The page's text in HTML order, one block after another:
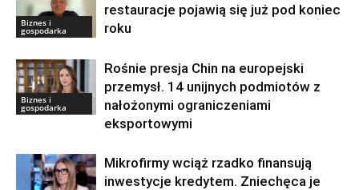
Biznes i
gospodarka
restauracje pojawią się już pod koniec
roku
Biznes i
gospodarka
Rośnie presja Chin na europejski
przemysł. 14 unijnych podmiotów z
nałożonymi ograniczeniami
eksportowymi
Mikrofirmy wciąż rzadko finansują
inwestycje kredytem. Zniechęca je